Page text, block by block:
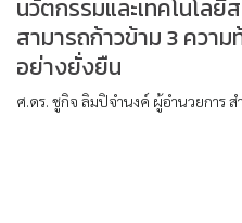
นวัตกรรมและเทคโนโลยี
สามารถก้าวข้าม 3 ควา
อย่างยั่งยืน
ศ.ดร. ชูกิจ ลิมปิจำนงค์ ผู้อำนวยการ